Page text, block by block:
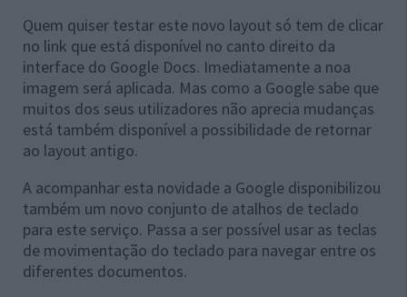
Quem quiser testar este novo layout só tem de clicar
no link que está disponível no canto direito da
interface do Google Docs. Imediatamente a noa
imagem será aplicada. Mas como a Google sabe que
muitos dos seus utilizadores não aprecia mudanças
está também disponível a possibilidade de retornar
ao layout antigo.
A acompanhar esta novidade a Google disponibilizou
também um novo conjunto de atalhos de teclado
para este serviço. Passa a ser possível usar as teclas
de movimentação do teclado para navegar entre os
diferentes documentos.